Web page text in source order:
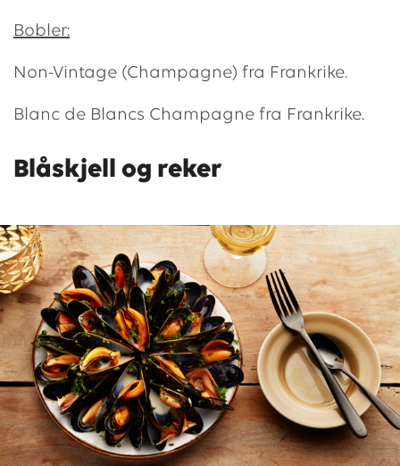
Bobler:
Non-Vintage (Champagne) fra Frankrike.
Blanc de Blancs Champagne fra Frankrike.
Blåskjell og reker